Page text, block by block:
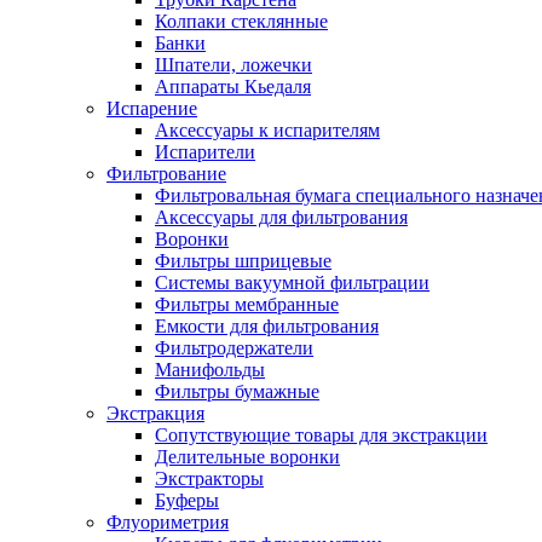
Колпаки стеклянные
Банки
Шпатели, ложечки
Аппараты Кьедаля
Испарение
Аксессуары к испарителям
Испарители
Фильтрование
Фильтровальная бумага специального
Аксессуары для фильтрования
Воронки
Фильтры шприцевые
Системы вакуумной фильтрации
Фильтры мембранные
Емкости для фильтрования
Фильтродержатели
Манифольды
Фильтры бумажные
Экстракция
Сопутствующие товары для экстракции
Делительные воронки
Экстракторы
Буферы
Флуориметрия